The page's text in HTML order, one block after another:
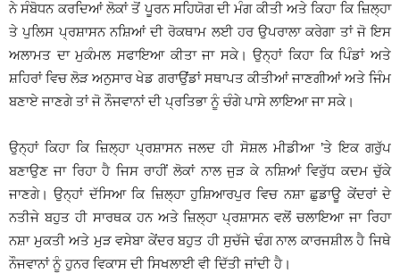
ਨੇ ਸੰਬੋਧਨ ਕਰਦਿਆਂ ਲੋਕਾਂ ਤੋਂ ਪੂਰਨ ਸਹਿਯੋਗ ਦੀ ਮੰਗ ਕੀਤੀ ਅਤੇ ਕਿਹਾ ਕਿ ਜ਼ਿਲ੍ਹਾ
ਤੇ ਪੁਲਿਸ ਪ੍ਰਸ਼ਾਸਨ ਨਸ਼ਿਆਂ ਦੀ ਰੋਕਥਾਮ ਲਈ ਹਰ ਉਪਰਾਲਾ ਕਰੇਗਾ ਤਾਂ ਜੋ ਇਸ
ਅਲਾਮਤ ਦਾ ਮੁਕੰਮਲ ਸਫਾਇਆ ਕੀਤਾ ਜਾ ਸਕੇ। ਉਨ੍ਹਾਂ ਕਿਹਾ ਕਿ ਪਿੰਡਾਂ ਅਤੇ
ਸ਼ਹਿਰਾਂ ਵਿਚ ਲੋੜ ਅਨੁਸਾਰ ਖੇਡ ਗਰਾਉਂਡਾਂ ਸਥਾਪਤ ਕੀਤੀਆਂ ਜਾਣਗੀਆਂ ਅਤੇ ਜਿੰਮ
ਬਣਾਏ ਜਾਣਗੇ ਤਾਂ ਜੋ ਨੌਜਵਾਨਾਂ ਦੀ ਪ੍ਰਤਿਭਾ ਨੂੰ ਚੰਗੇ ਪਾਸੇ ਲਾਇਆ ਜਾ ਸਕੇ।
ਉਨ੍ਹਾਂ ਕਿਹਾ ਕਿ ਜ਼ਿਲ੍ਹਾ ਪ੍ਰਸ਼ਾਸਨ ਜਲਦ ਹੀ ਸੋਸ਼ਲ ਮੀਡੀਆ ’ਤੇ ਇਕ ਗਰੁੱਪ
ਬਣਾਉਣ ਜਾ ਰਿਹਾ ਹੈ ਜਿਸ ਰਾਹੀਂ ਲੋਕਾਂ ਨਾਲ ਜੁੜ ਕੇ ਨਸ਼ਿਆਂ ਵਿਰੁੱਧ ਕਦਮ ਚੁੱਕੇ
ਜਾਣਗੇ। ਉਨ੍ਹਾਂ ਦੱਸਿਆ ਕਿ ਜ਼ਿਲ੍ਹਾ ਹੁਸ਼ਿਆਰਪੁਰ ਵਿਚ ਨਸ਼ਾ ਛੁਡਾਊ ਕੇਂਦਰਾਂ ਦੇ
ਨਤੀਜੇ ਬਹੁਤ ਹੀ ਸਾਰਥਕ ਹਨ ਅਤੇ ਜ਼ਿਲ੍ਹਾ ਪ੍ਰਸ਼ਾਸਨ ਵਲੋਂ ਚਲਾਇਆ ਜਾ ਰਿਹਾ
ਨਸ਼ਾ ਮੁਕਤੀ ਅਤੇ ਮੁੜ ਵਸੇਬਾ ਕੇਂਦਰ ਬਹੁਤ ਹੀ ਸੁਚੱਜੇ ਢੰਗ ਨਾਲ ਕਾਰਜਸ਼ੀਲ ਹੈ ਜਿਥੇ
ਨੌਜਵਾਨਾਂ ਨੂੰ ਹੁਨਰ ਵਿਕਾਸ ਦੀ ਸਿਖਲਾਈ ਵੀ ਦਿੱਤੀ ਜਾਂਦੀ ਹੈ।